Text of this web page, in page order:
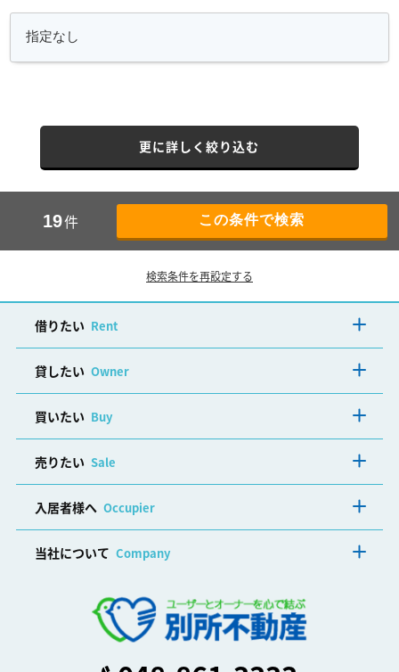
更に詳しく絞り込む
19件
検索条件を再設定する
借りたい Rent
貸したい Owner
買いたい Buy
売りたい Sale
入居者様へ Occupier
当社について Company